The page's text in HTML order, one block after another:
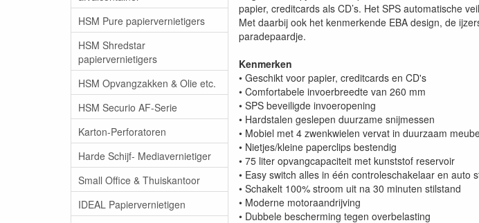
HSM Pure papiervernietigers
HSM Shredstar
papiervernietigers
HSM Opvangzakken & Olie etc.
HSM Securio AF-Serie
Karton-Perforatoren
Harde Schijf- Mediavernietiger
Small Office & Thuiskantoor
IDEAL Papiervernietigen
papier, creditcards als CD’s. Het SPS automatische
Met daarbij ook het kenmerkende EBA design, de
paradepaardje.
Kenmerken
• Geschikt voor papier, creditcards en CD's
• Comfortabele invoerbreedte van 260 mm
• SPS beveiligde invoeropening
• Hardstalen geslepen duurzame snijmessen
• Mobiel met 4 zwenkwielen vervat in duurzaam
• Nietjes/kleine paperclips bestendig
• 75 liter opvangcapaciteit met kunststof reservoir
• Easy switch alles in één controleschakelaar en auto
• Schakelt 100% stroom uit na 30 minuten stilstand
• Moderne motoraandrijving
• Dubbele bescherming tegen overbelasting